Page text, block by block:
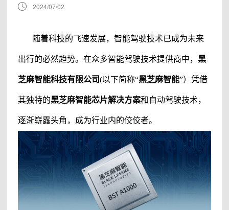
2024/07/02
随着科技的飞速发展，智能驾驶技术已成为未来
出行的必然趋势。在众多智能驾驶技术提供商中， 黑
芝麻智能科技有限公司(以下简称“黑芝麻智能”） 凭借
其独特的黑芝麻智能芯片解决方案和自动驾驶技术，
逐渐崭露头角，成为行业内的佼佼者。